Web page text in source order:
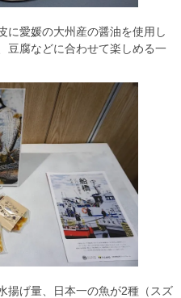
に愛媛の大州産の醤油を使用し
豆腐などに合わせて楽しめる一
揚げ量、日本一の魚が2種（スズ